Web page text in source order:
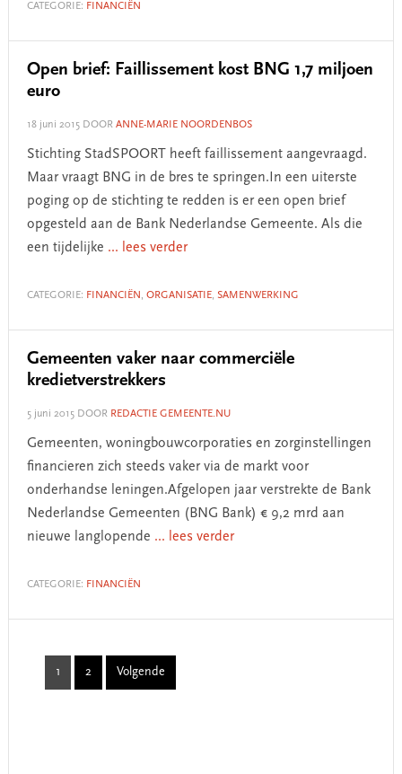
CATEGORIE: FINANCIËN
Open brief: Faillissement kost BNG 1,7 miljoen
euro
18 juni 2015DOOR ANNE-MARIE NOORDENBOS
Stichting StadSPOORT heeft faillissement aangevraagd.
Maar vraagt BNG in de bres te springen.In een uiterste
poging op de stichting te redden is er een open brief
opgesteld aan de Bank Nederlandse Gemeente. Als die
een tijdelijke ... lees verder
CATEGORIE: FINANCIËN , ORGANISATIE, SAMENWERKING
Gemeenten vaker naar commerciële
kredietverstrekkers
5 juni 2015DOOR REDACTIE GEMEENTE.NU
Gemeenten, woningbouwcorporaties en zorginstellingen
financieren zich steeds vaker via de markt voor
onderhandse leningen.Afgelopen jaar verstrekte de Bank
Nederlandse Gemeenten (BNG Bank) € 9,2 mrd aan
nieuwe langlopende ... lees verder
CATEGORIE: FINANCIËN
Page
1 Page
2 Volgende